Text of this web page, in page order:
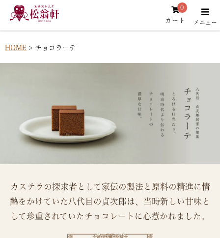
カート
0
HOME チョコラーテ
カステラの探求者として家伝の製法と原料の精進に情
熱をかけていた八代目の貞次郎は、
当時新しい甘味と
して珍重されていたチョコレートに心惹かれました。